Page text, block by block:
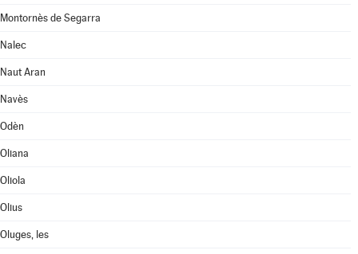
Montornès de Segarra
Nalec
Naut Aran
Navès
Odèn
Oliana
Oliola
Olius
Oluges, les